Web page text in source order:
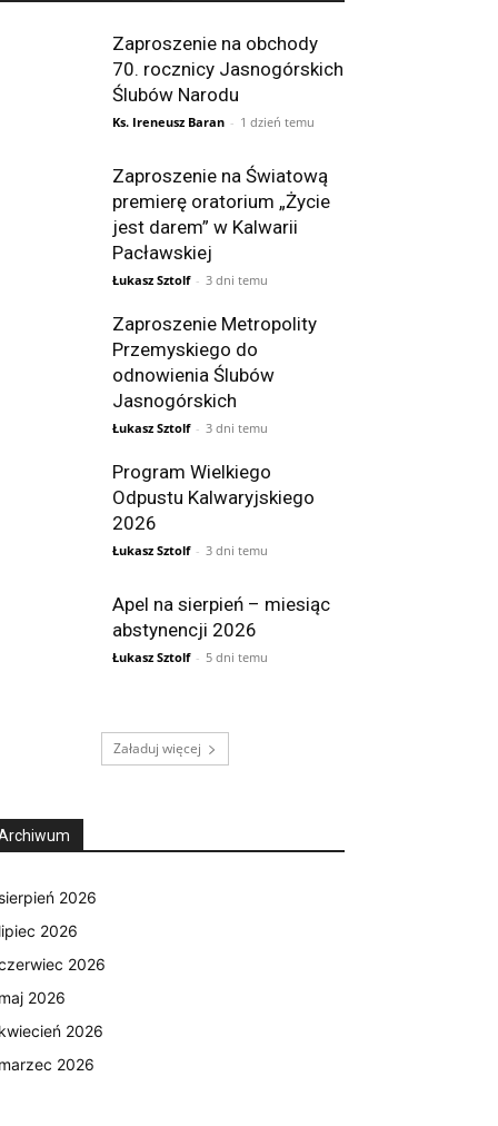
Zaproszenie na obchody
70. rocznicy Jasnogórskich
Ślubów Narodu
Ks. Ireneusz Baran - 1 dzień temu
Zaproszenie na Światową
premierę oratorium „Życie
jest darem” w Kalwarii
Pacławskiej
Łukasz Sztolf - 3 dni temu
Zaproszenie Metropolity
Przemyskiego do
odnowienia Ślubów
Jasnogórskich
Łukasz Sztolf - 3 dni temu
Program Wielkiego
Odpustu Kalwaryjskiego
2026
Łukasz Sztolf - 3 dni temu
Apel na sierpień – miesiąc
abstynencji 2026
Łukasz Sztolf - 5 dni temu
Załaduj więcej
sierpień 2026
lipiec 2026
2026
maj 2026
kwiecień 2026
marzec 2026